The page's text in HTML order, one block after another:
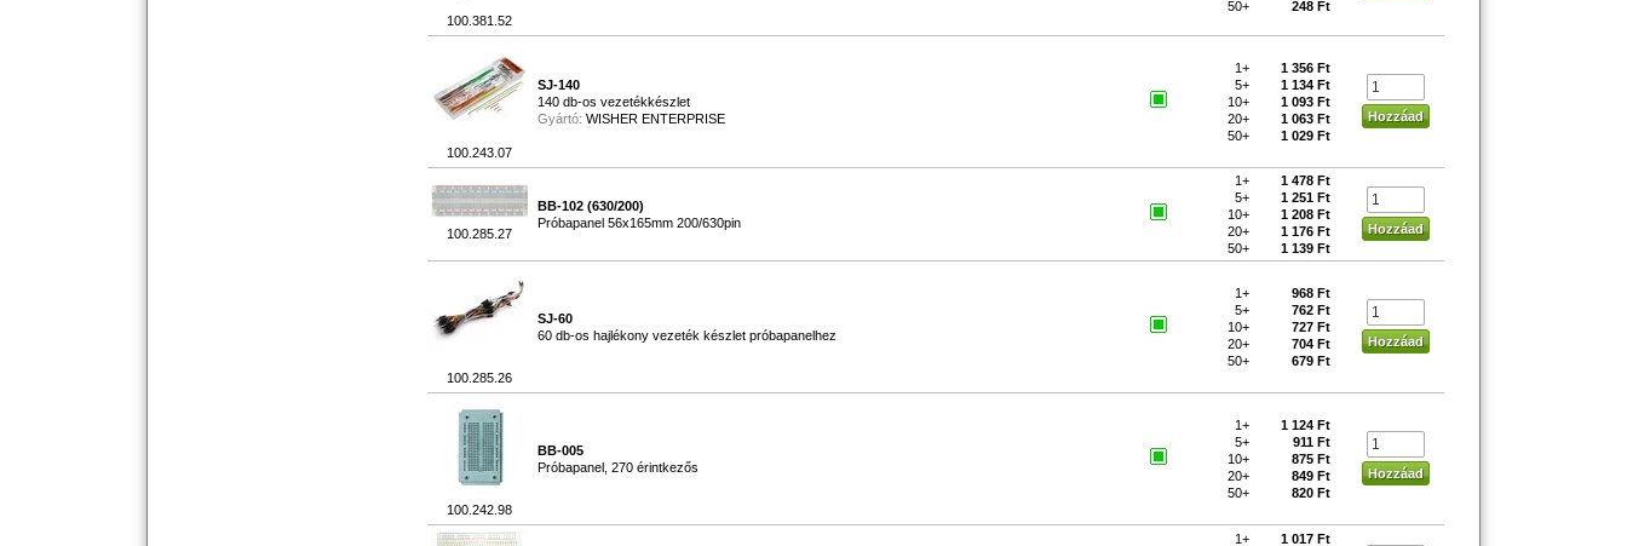
100.381.52
50+
248 Ft
100.243.07
SJ-140
140 db-os vezetékkészlet
Gyártó: WISHER ENTERPRISE
1+
1 356 Ft
5+
1 134 Ft
10+
1 093 Ft
20+
1 063 Ft
50+
1 029 Ft
100.285.27
BB-102 (630/200)
Próbapanel 56x165mm 200/630pin
1+
1 478 Ft
5+
1 251 Ft
10+
1 208 Ft
20+
1 176 Ft
50+
1 139 Ft
100.285.26
SJ-60
60 db-os hajlékony vezeték készlet próbapanelhez
1+
968 Ft
5+
762 Ft
10+
727 Ft
20+
704 Ft
50+
679 Ft
100.242.98
BB-005
Próbapanel, 270 érintkezős
1+
1 124 Ft
5+
911 Ft
10+
875 Ft
20+
849 Ft
50+
820 Ft
1+
1 017 Ft